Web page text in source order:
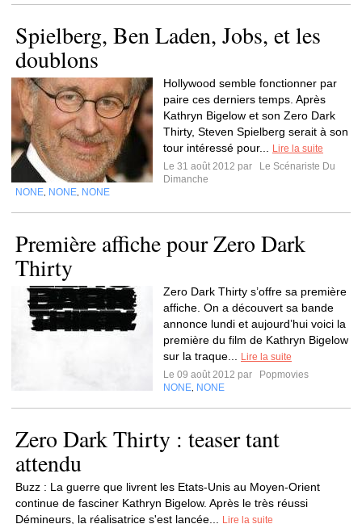
Spielberg, Ben Laden, Jobs, et les
doublons
Hollywood semble fonctionner par
paire ces derniers temps. Après
Kathryn Bigelow et son Zero Dark
Thirty, Steven Spielberg serait à son
tour intéressé pour...
Lire la suite
Le 31 août 2012 par
Le Scénariste Du
Dimanche
NONE NONE NONE
Première affiche pour Zero Dark
Thirty
Zero Dark Thirty s’offre sa première
affiche. On a découvert sa bande
annonce lundi et aujourd’hui voici la
première du film de Kathryn Bigelow
sur la traque...
Lire la suite
Le 09 août 2012 par
Popmovies
NONE NONE
Zero Dark Thirty : teaser tant
attendu
Buzz : La guerre que livrent les Etats-Unis au Moyen-Orient
continue de fasciner Kathryn Bigelow. Après le très réussi
Démineurs, la réalisatrice s'est lancée...
Lire la suite